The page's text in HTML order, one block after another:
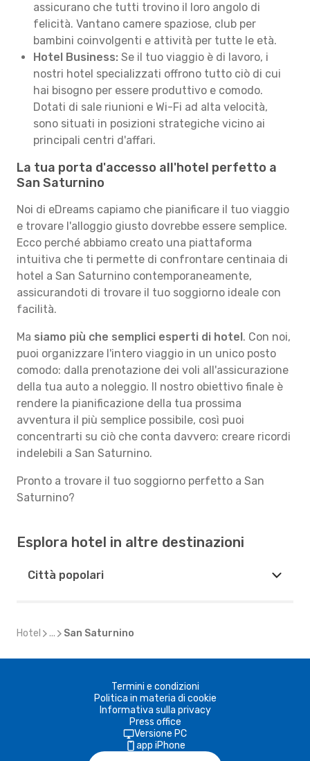
assicurano che tutti trovino il loro angolo di
felicità. Vantano camere spaziose, club per
bambini coinvolgenti e attività per tutte le età.
Hotel Business: Se il tuo viaggio è di lavoro, i
nostri hotel specializzati offrono tutto ciò di cui
hai bisogno per essere produttivo e comodo.
Dotati di sale riunioni e Wi-Fi ad alta velocità,
sono situati in posizioni strategiche vicino ai
principali centri d'affari.
La tua porta d'accesso all'hotel perfetto a
San Saturnino
Noi di eDreams capiamo che pianificare il tuo viaggio
e trovare l'alloggio giusto dovrebbe essere semplice.
Ecco perché abbiamo creato una piattaforma
intuitiva che ti permette di confrontare centinaia di
hotel a San Saturnino contemporaneamente,
assicurandoti di trovare il tuo soggiorno ideale con
facilità.
Ma siamo più che semplici esperti di hotel. Con noi,
puoi organizzare l'intero viaggio in un unico posto
comodo: dalla prenotazione dei voli all'assicurazione
della tua auto a noleggio. Il nostro obiettivo finale è
rendere la pianificazione della tua prossima
avventura il più semplice possibile, così puoi
concentrarti su ciò che conta davvero: creare ricordi
indelebili a San Saturnino.
Pronto a trovare il tuo soggiorno perfetto a San
Saturnino?
Esplora hotel in altre destinazioni
Città popolari
Hotel ... San Saturnino
Termini e condizioni
Politica in materia di cookie
Informativa sulla privacy
Press office
Versione PC
app iPhone